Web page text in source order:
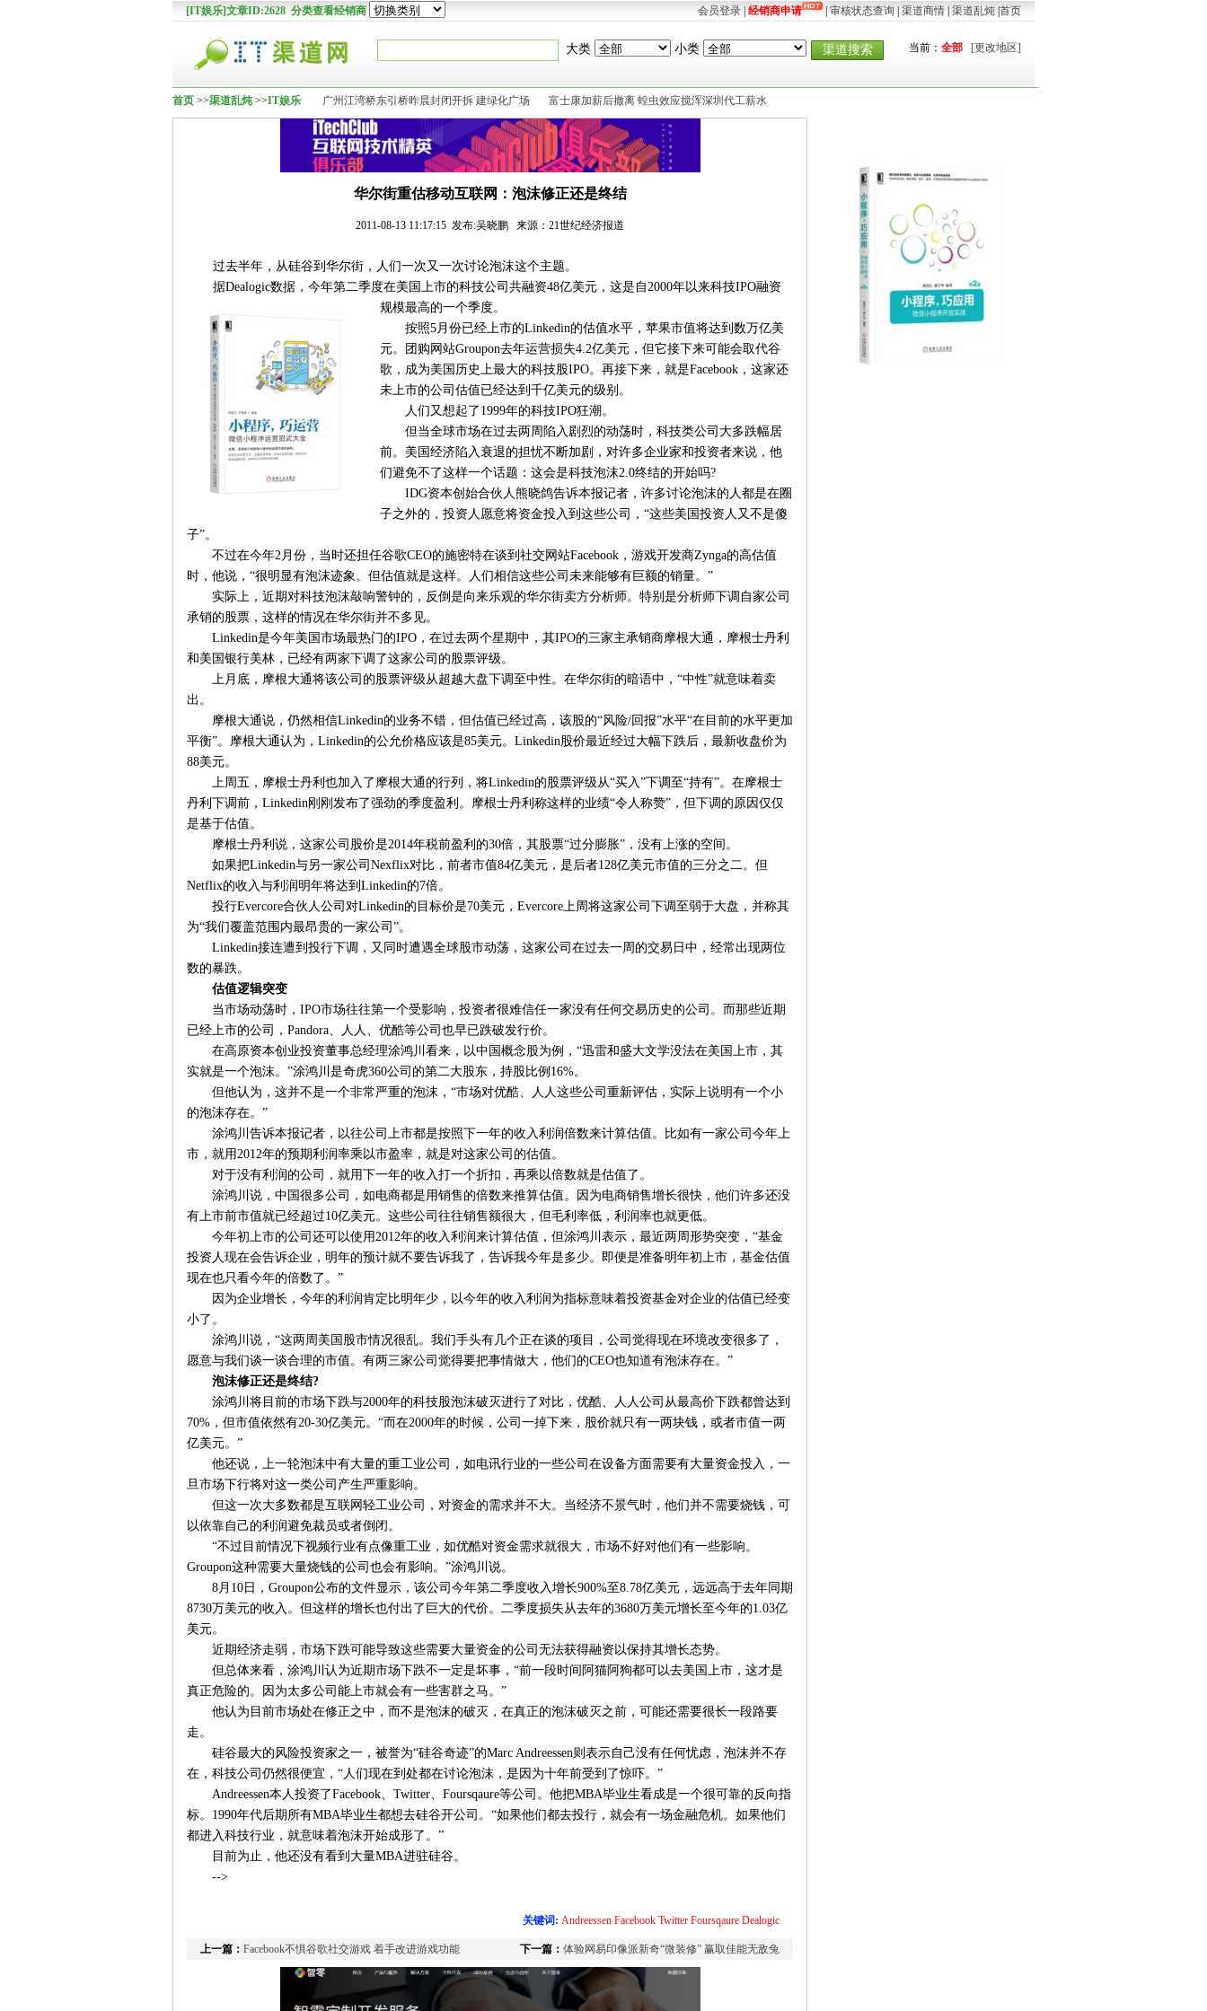
[IT娱乐]文章ID:2628 分类查看经销商 会员登录 经销商申请 审核状态查询 渠道商情 渠道乱炖 首页
大类 小类 渠道搜索 当前： 全部 [更改地区]
首页 >>渠道乱炖>>IT娱乐 广州江湾桥东引桥昨晨封闭开拆 建绿化广场 富士康加薪后撤离 蝗虫效应搅浑深圳代工薪水
华尔街重估移动互联网：泡沫修正还是终结
2011-08-13 11:17:15 发布:吴晓鹏 来源：21世纪经济报道
过去半年，从硅谷到华尔街，人们一次又一次讨论泡沫这个主题。
据Dealogic数据，今年第二季度在美国上市的科技公司共融资48亿美元，这是自2000年以来科技IPO融资
规模最高的一个季度。
按照5月份已经上市的Linkedin的估值水平，苹果市值将达到数万亿美
元。团购网站Groupon去年运营损失4.2亿美元，但它接下来可能会取代谷
歌，成为美国历史上最大的科技股IPO。再接下来，就是Facebook，这家还
未上市的公司估值已经达到千亿美元的级别。
人们又想起了1999年的科技IPO狂潮。
但当全球市场在过去两周陷入剧烈的动荡时，科技类公司大多跌幅居
前。美国经济陷入衰退的担忧不断加剧，对许多企业家和投资者来说，他
们避免不了这样一个话题：这会是科技泡沫2.0终结的开始吗?
IDG资本创始合伙人熊晓鸽告诉本报记者，许多讨论泡沫的人都是在圈
子之外的，投资人愿意将资金投入到这些公司，“这些美国投资人又不是傻
子”。
不过在今年2月份，当时还担任谷歌CEO的施密特在谈到社交网站Facebook，游戏开发商Zynga的高估值
时，他说，“很明显有泡沫迹象。但估值就是这样。人们相信这些公司未来能够有巨额的销量。”
实际上，近期对科技泡沫敲响警钟的，反倒是向来乐观的华尔街卖方分析师。特别是分析师下调自家公司
承销的股票，这样的情况在华尔街并不多见。
Linkedin是今年美国市场最热门的IPO，在过去两个星期中，其IPO的三家主承销商摩根大通，摩根士丹利
和美国银行美林，已经有两家下调了这家公司的股票评级。
上月底，摩根大通将该公司的股票评级从超越大盘下调至中性。在华尔街的暗语中，“中性”就意味着卖
出。
摩根大通说，仍然相信Linkedin的业务不错，但估值已经过高，该股的“风险/回报”水平“在目前的水平更加
平衡”。摩根大通认为，Linkedin的公允价格应该是85美元。Linkedin股价最近经过大幅下跌后，最新收盘价为
88美元。
上周五，摩根士丹利也加入了摩根大通的行列，将Linkedin的股票评级从“买入”下调至“持有”。在摩根士
丹利下调前，Linkedin刚刚发布了强劲的季度盈利。摩根士丹利称这样的业绩“令人称赞”，但下调的原因仅仅
是基于估值。
摩根士丹利说，这家公司股价是2014年税前盈利的30倍，其股票“过分膨胀”，没有上涨的空间。
如果把Linkedin与另一家公司Nexflix对比，前者市值84亿美元，是后者128亿美元市值的三分之二。但
Netflix的收入与利润明年将达到Linkedin的7倍。
投行Evercore合伙人公司对Linkedin的目标价是70美元，Evercore上周将这家公司下调至弱于大盘，并称其
为“我们覆盖范围内最昂贵的一家公司”。
Linkedin接连遭到投行下调，又同时遭遇全球股市动荡，这家公司在过去一周的交易日中，经常出现两位
数的暴跌。
估值逻辑突变
当市场动荡时，IPO市场往往第一个受影响，投资者很难信任一家没有任何交易历史的公司。而那些近期
已经上市的公司，Pandora、人人、优酷等公司也早已跌破发行价。
在高原资本创业投资董事总经理涂鸿川看来，以中国概念股为例，“迅雷和盛大文学没法在美国上市，其
实就是一个泡沫。”涂鸿川是奇虎360公司的第二大股东，持股比例16%。
但他认为，这并不是一个非常严重的泡沫，“市场对优酷、人人这些公司重新评估，实际上说明有一个小
的泡沫存在。”
涂鸿川告诉本报记者，以往公司上市都是按照下一年的收入利润倍数来计算估值。比如有一家公司今年上
市，就用2012年的预期利润率乘以市盈率，就是对这家公司的估值。
对于没有利润的公司，就用下一年的收入打一个折扣，再乘以倍数就是估值了。
涂鸿川说，中国很多公司，如电商都是用销售的倍数来推算估值。因为电商销售增长很快，他们许多还没
有上市前市值就已经超过10亿美元。这些公司往往销售额很大，但毛利率低，利润率也就更低。
今年初上市的公司还可以使用2012年的收入利润来计算估值，但涂鸿川表示，最近两周形势突变，“基金
投资人现在会告诉企业，明年的预计就不要告诉我了，告诉我今年是多少。即便是准备明年初上市，基金估值
现在也只看今年的倍数了。”
因为企业增长，今年的利润肯定比明年少，以今年的收入利润为指标意味着投资基金对企业的估值已经变
小了。
涂鸿川说，“这两周美国股市情况很乱。我们手头有几个正在谈的项目，公司觉得现在环境改变很多了，
愿意与我们谈一谈合理的市值。有两三家公司觉得要把事情做大，他们的CEO也知道有泡沫存在。”
泡沫修正还是终结?
涂鸿川将目前的市场下跌与2000年的科技股泡沫破灭进行了对比，优酷、人人公司从最高价下跌都曾达到
70%，但市值依然有20-30亿美元。“而在2000年的时候，公司一掉下来，股价就只有一两块钱，或者市值一两
亿美元。”
他还说，上一轮泡沫中有大量的重工业公司，如电讯行业的一些公司在设备方面需要有大量资金投入，一
旦市场下行将对这一类公司产生严重影响。
但这一次大多数都是互联网轻工业公司，对资金的需求并不大。当经济不景气时，他们并不需要烧钱，可
以依靠自己的利润避免裁员或者倒闭。
“不过目前情况下视频行业有点像重工业，如优酷对资金需求就很大，市场不好对他们有一些影响。
Groupon这种需要大量烧钱的公司也会有影响。”涂鸿川说。
8月10日，Groupon公布的文件显示，该公司今年第二季度收入增长900%至8.78亿美元，远远高于去年同期
8730万美元的收入。但这样的增长也付出了巨大的代价。二季度损失从去年的3680万美元增长至今年的1.03亿
美元。
近期经济走弱，市场下跌可能导致这些需要大量资金的公司无法获得融资以保持其增长态势。
但总体来看，涂鸿川认为近期市场下跌不一定是坏事，“前一段时间阿猫阿狗都可以去美国上市，这才是
真正危险的。因为太多公司能上市就会有一些害群之马。”
他认为目前市场处在修正之中，而不是泡沫的破灭，在真正的泡沫破灭之前，可能还需要很长一段路要
走。
硅谷最大的风险投资家之一，被誉为“硅谷奇迹”的Marc Andreessen则表示自己没有任何忧虑，泡沫并不存
在，科技公司仍然很便宜，“人们现在到处都在讨论泡沫，是因为十年前受到了惊吓。”
Andreessen本人投资了Facebook、Twitter、Foursqaure等公司。他把MBA毕业生看成是一个很可靠的反向指
标。1990年代后期所有MBA毕业生都想去硅谷开公司。“如果他们都去投行，就会有一场金融危机。如果他们
都进入科技行业，就意味着泡沫开始成形了。”
目前为止，他还没有看到大量MBA进驻硅谷。
-->
关键词: Andreessen Facebook Twitter Foursqaure Dealogic
上一篇： Facebook不惧谷歌社交游戏 着手改进游戏功能 下一篇： 体验网易印像派新奇“微装修” 赢取佳能无敌兔